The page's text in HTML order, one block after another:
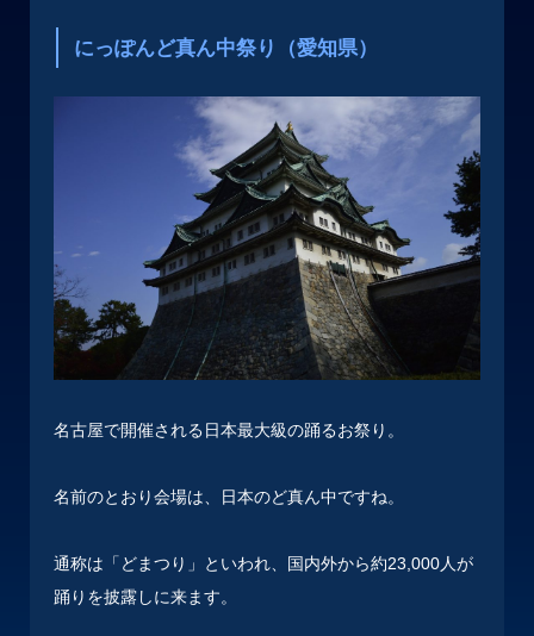
にっぽんど真ん中祭り（愛知県）
名古屋で開催される日本最大級の踊るお祭り。
名前のとおり会場は、日本のど真ん中ですね。
通称は「どまつり」といわれ、国内外から約23,000人が
踊りを披露しに来ます。